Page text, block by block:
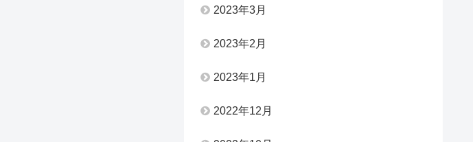
2023年3月
2023年2月
2023年1月
2022年12月